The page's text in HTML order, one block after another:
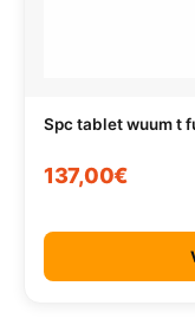
Spc tablet wuum t
137,00€